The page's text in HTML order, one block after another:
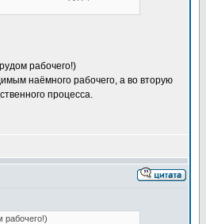
рабочего!)
наёмного рабочего, а во вторую
процесса.
рабочего!)